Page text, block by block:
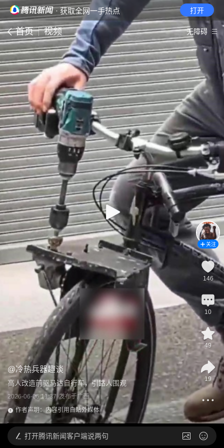
· 获取全网一手热点 打开
首页 视频 无障碍
@冷热兵器趣谈
高人改造前驱马达自行车，引路人围观
2026-06-06 11:37 发布于广西
作者声明：内容引用自站外媒体
关注
146
10
49
19
打开腾讯新闻客户端说两句